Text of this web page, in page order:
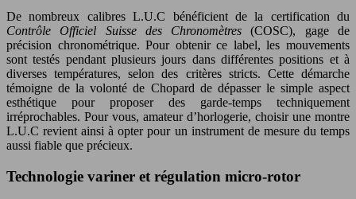
De nombreux calibres L.U.C bénéficient de la certification du
Contrôle Officiel Suisse des Chronomètres (COSC), gage de
précision chronométrique. Pour obtenir ce label, les mouvements
sont testés pendant plusieurs jours dans différentes positions et à
diverses températures, selon des critères stricts. Cette démarche
témoigne de la volonté de Chopard de dépasser le simple aspect
esthétique pour proposer des garde-temps techniquement
irréprochables. Pour vous, amateur d’horlogerie, choisir une montre
L.U.C revient ainsi à opter pour un instrument de mesure du temps
aussi fiable que précieux.
Technologie variner et régulation micro-rotor